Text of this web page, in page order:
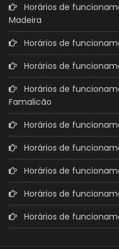
Horários de
Madeira
Horários de
Horários de
Horários de
Famalicão
Horários de
Horários de
Horários de
Horários de
Horários de